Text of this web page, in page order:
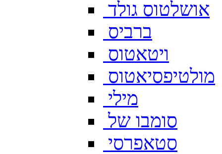
אושלטוס גולד
ברביס
ויטאטוס
מולטיפסיאטוס
מילי
סומבו של
סטאפרסי